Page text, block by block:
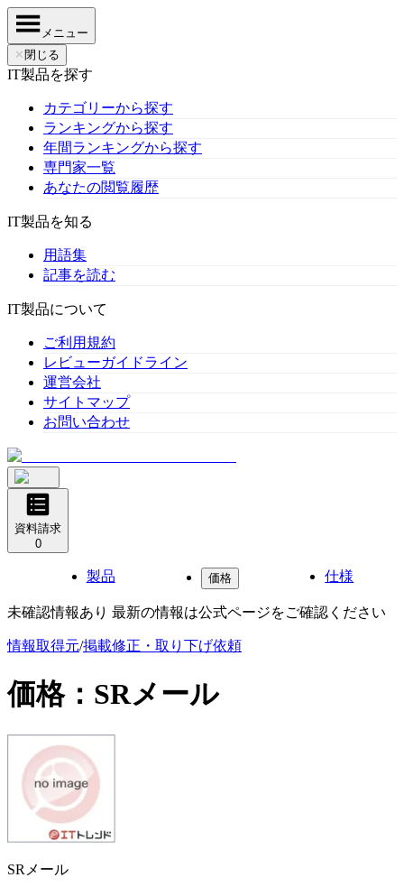
メニュー
✕ 閉じる
IT製品を探す
カテゴリーから探す
ランキングから探す
年間ランキングから探す
専門家一覧
あなたの閲覧履歴
IT製品を知る
用語集
記事を読む
IT製品について
ご利用規約
レビューガイドライン
運営会社
サイトマップ
お問い合わせ
資料請求
0
製品 価格 仕様
未確認情報あり 最新の情報は公式ページをご確認ください
情報取得元/掲載修正・取り下げ依頼
価格： SRメール
SRメール